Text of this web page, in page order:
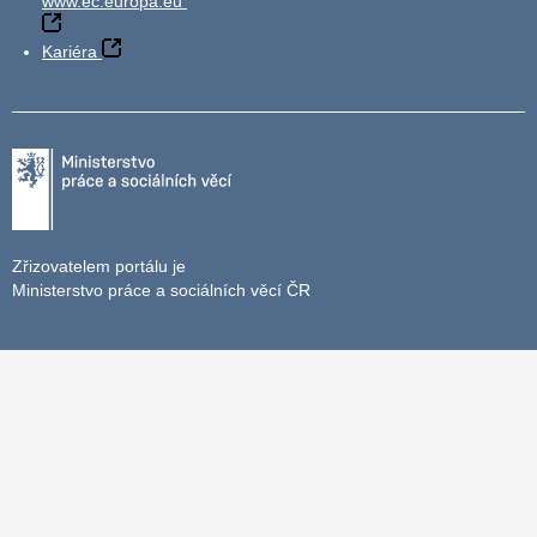
Kariéra
Zřizovatelem portálu je
Ministerstvo práce a sociálních věcí ČR